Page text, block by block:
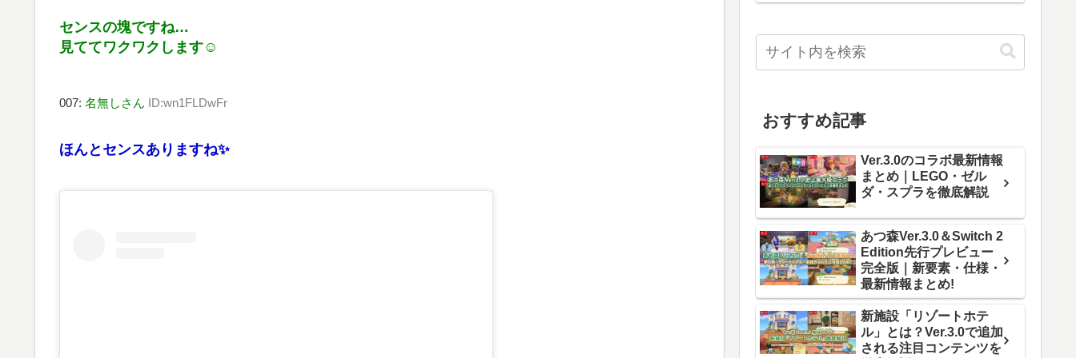
センスの塊ですね…
見ててワクワクします☺️
007: 名無しさん ID:wn1FLDwFr
ほんとセンスありますね✨
おすすめ記事
Ver.3.0のコラボ最新情報
まとめ｜LEGO・ゼル
ダ・スプラを徹底解説
あつ森Ver.3.0＆Switch 2
Edition先行プレビュー
完全版｜新要素・仕様・
最新情報まとめ!
新施設「リゾートホテ
ル」とは？Ver.3.0で追加
される注目コンテンツを